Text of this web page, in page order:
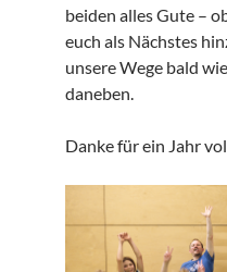
beiden alles Gute –
euch als Nächstes
unsere Wege bald
daneben.
Danke für ein Jahr